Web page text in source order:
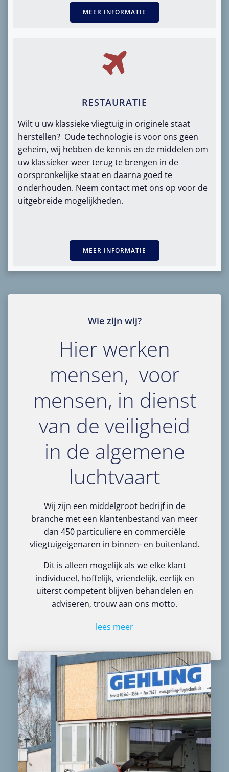
MEER INFORMATIE
RESTAURATIE
Wilt u uw klassieke vliegtuig in originele staat
herstellen? Oude technologie is voor ons geen
geheim, wij hebben de kennis en de middelen om
uw klassieker weer terug te brengen in de
oorspronkelijke staat en daarna goed te
onderhouden. Neem contact met ons op voor de
uitgebreide mogelijkheden.
MEER INFORMATIE
Wie zijn wij?
Hier werken
mensen, voor
mensen, in dienst
van de veiligheid
in de algemene
luchtvaart
Wij zijn een middelgroot bedrijf in de
branche met een klantenbestand van meer
dan 450 particuliere en commerciële
vliegtuigeigenaren in binnen- en buitenland.
Dit is alleen mogelijk als we elke klant
individueel, hoffelijk, vriendelijk, eerlijk en
uiterst competent blijven behandelen en
adviseren, trouw aan ons motto.
lees meer